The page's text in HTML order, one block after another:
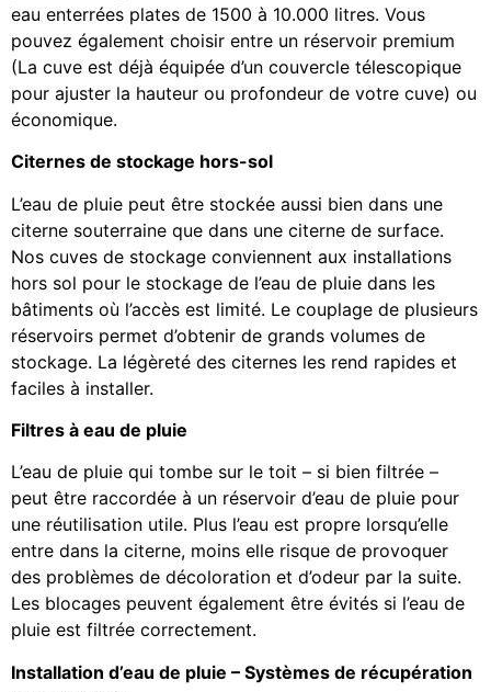
eau enterrées plates de 1500 à 10.000 litres. Vous
pouvez également choisir entre un réservoir premium
(La cuve est déjà équipée d’un couvercle télescopique
pour ajuster la hauteur ou profondeur de votre cuve) ou
économique.
Citernes de stockage hors-sol
L’eau de pluie peut être stockée aussi bien dans une
citerne souterraine que dans une citerne de surface.
Nos cuves de stockage conviennent aux installations
hors sol pour le stockage de l’eau de pluie dans les
bâtiments où l’accès est limité. Le couplage de plusieurs
réservoirs permet d’obtenir de grands volumes de
stockage. La légèreté des citernes les rend rapides et
faciles à installer.
Filtres à eau de pluie
L’eau de pluie qui tombe sur le toit – si bien filtrée –
peut être raccordée à un réservoir d’eau de pluie pour
une réutilisation utile. Plus l’eau est propre lorsqu’elle
entre dans la citerne, moins elle risque de provoquer
des problèmes de décoloration et d’odeur par la suite.
Les blocages peuvent également être évités si l’eau de
pluie est filtrée correctement.
Installation d’eau de pluie – Systèmes de récupération